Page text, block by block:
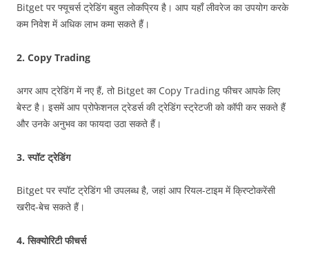
Bitget पर फ्यूचर्स ट्रेडिंग बहुत लोकप्रिय है। आप यहाँ लीवरेज का उपयोग करके
कम निवेश में अधिक लाभ कमा सकते हैं।
2. Copy Trading
अगर आप ट्रेडिंग में नए हैं, तो Bitget का Copy Trading फीचर आपके लिए
बेस्ट है। इसमें आप प्रोफेशनल ट्रेडर्स की ट्रेडिंग स्ट्रेटजी को कॉपी कर सकते हैं
और उनके अनुभव का फायदा उठा सकते हैं।
3.स्पॉट ट्रेडिंग
Bitget पर स्पॉट ट्रेडिंग भी उपलब्ध है, जहां आप रियल-टाइम में क्रिप्टोकरेंसी
खरीद-बेच सकते हैं।
4.सिक्योरिटी फीचर्स